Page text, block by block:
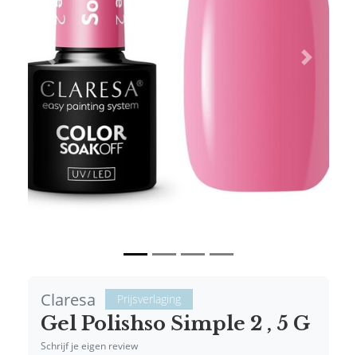
Vorige Volgende
Claresa Prijsverlaging
Gel Polishso Simple 2 , 5 G
Schrijf je eigen review